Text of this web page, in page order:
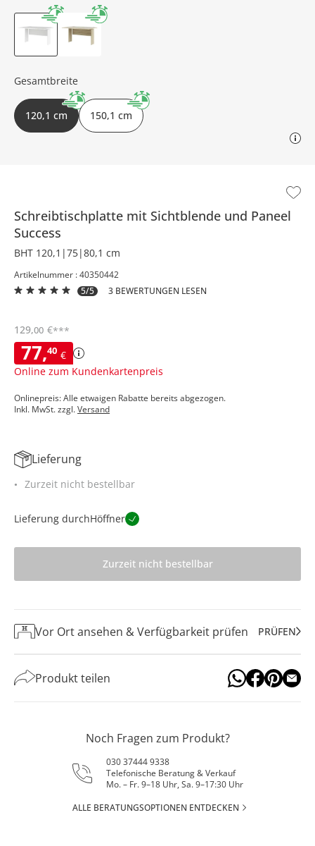
Schreibtischplatte mit Sichtblende und Paneel
Success
BHT 120,1|75|80,1 cm
Artikelnummer : 40350442
5/5
3 BEWERTUNGEN LESEN
77,40 €
Online zum Kundenkartenpreis
129,00 €***
Onlinepreis: Alle etwaigen Rabatte bereits abgezogen.
Inkl. MwSt. zzgl.Versand
Gesamtbreite
120,1 cm 150,1 cm
Lieferung
Zurzeit nicht bestellbar
Lieferung durchHöffner
Zurzeit nicht bestellbar
Vor Ort ansehen & Verfügbarkeit prüfen PRÜFEN
Produkt teilen
Noch Fragen zum Produkt?
030 37444 9338
Telefonische Beratung & Verkauf
Mo. – Fr. 9–18 Uhr, Sa. 9–17:30 Uhr
ALLE BERATUNGSOPTIONEN ENTDECKEN